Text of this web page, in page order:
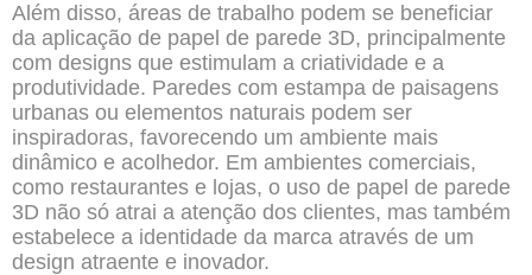
Além disso, áreas de trabalho podem se beneficiar
da aplicação de papel de parede 3D, principalmente
com designs que estimulam a criatividade e a
produtividade. Paredes com estampa de paisagens
urbanas ou elementos naturais podem ser
inspiradoras, favorecendo um ambiente mais
dinâmico e acolhedor. Em ambientes comerciais,
como restaurantes e lojas, o uso de papel de parede
3D não só atrai a atenção dos clientes, mas também
estabelece a identidade da marca através de um
design atraente e inovador.